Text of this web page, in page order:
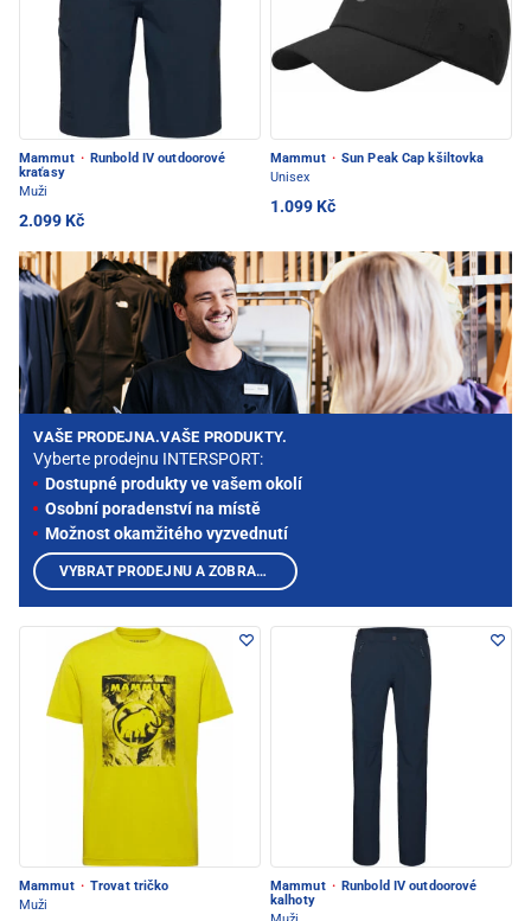
Mammut · Runbold IV outdoorové
kraťasy
Muži
2.099 Kč
Mammut · Sun Peak Cap kšiltovka
Unisex
1.099 Kč
Mammut · Trovat tričko
Muži
Mammut · Runbold IV outdoorové
kalhoty
VAŠE PRODEJNA.VAŠE PRODUKTY.
Vyberte prodejnu INTERSPORT:
Dostupné produkty ve vašem okolí
Osobní poradenství na místě
Možnost okamžitého vyzvednutí
VYBRAT PRODEJNU A ZOBRAZIT PRODUKTY